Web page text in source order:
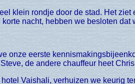
nacht, hebben we besloten
de andere chauffeur heet